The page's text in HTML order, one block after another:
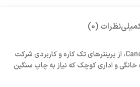
نظرات (0)
پرینتر سری Canon LBP2900b، از پرینتر‌های تک کاره و کاربردی شرکت
و اداری کوچک که نیاز به چاپ سنگین